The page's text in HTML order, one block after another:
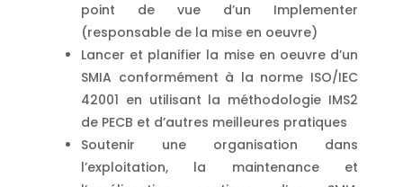
point de vue d’un Implementer
(responsable de la mise en oeuvre)
Lancer et planifier la mise en oeuvre d’un
SMIA conformément à la norme ISO/IEC
42001 en utilisant la méthodologie IMS2
de PECB et d’autres meilleures pratiques
Soutenir une organisation dans
l’exploitation, la maintenance et